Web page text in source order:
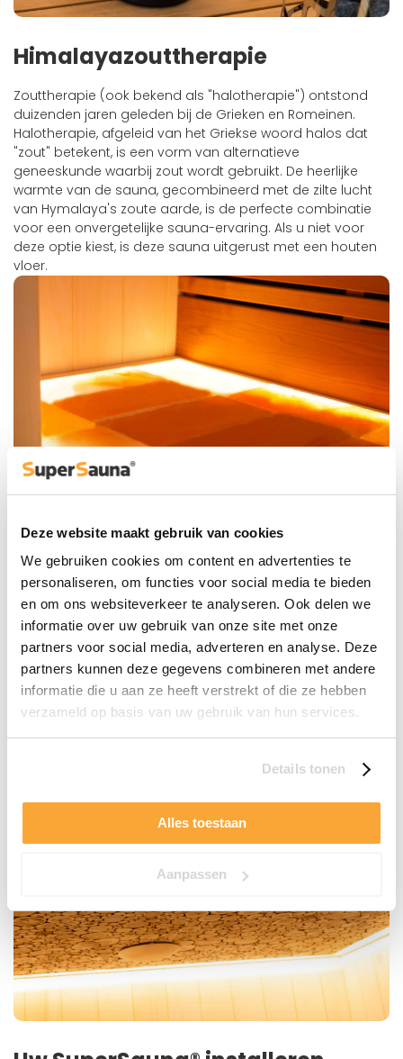
Deze website maakt gebruik van cookies
We gebruiken cookies om content en advertenties te
personaliseren, om functies voor social media te bieden
en om ons websiteverkeer te analyseren. Ook delen we
informatie over uw gebruik van onze site met onze
partners voor social media, adverteren en analyse. Deze
partners kunnen deze gegevens combineren met andere
informatie die u aan ze heeft verstrekt of die ze hebben
verzameld op basis van uw gebruik van hun services.
Details tonen
Alles toestaan
Aanpassen
Himalayazouttherapie
Zouttherapie (ook bekend als "halotherapie") ontstond
duizenden jaren geleden bij de Grieken en Romeinen.
Halotherapie, afgeleid van het Griekse woord halos dat
"zout" betekent, is een vorm van alternatieve
geneeskunde waarbij zout wordt gebruikt. De heerlijke
warmte van de sauna, gecombineerd met de zilte lucht
van Hymalaya's zoute aarde, is de perfecte combinatie
voor een onvergetelijke sauna-ervaring. Als u niet voor
deze optie kiest, is deze sauna uitgerust met een houten
vloer.
Plafond met
jeneverbesafwerking
Als optie kan het dak worden afgewerkt met jeneverbes,
wat zorgt voor een prachtig patroon en een heerlijke geur.
Deze sauna wordt standaard geleverd met een zeer
aantrekkelijk en geavanceerd verlichtingssysteem. U kunt
eenvoudig elke kleur kiezen die u wilt, gedimd of aan.
Rustgevend groen, koel blauw, energiek rood of warm
geel: alle variaties zijn mogelijk. Ook hier kunt u
ontspannen en genieten van elke saunasessie.